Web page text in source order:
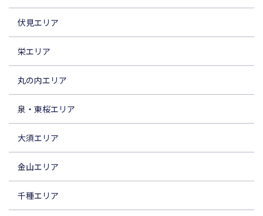
伏見エリア
栄エリア
丸の内エリア
泉・東桜エリア
大須エリア
金山エリア
千種エリア